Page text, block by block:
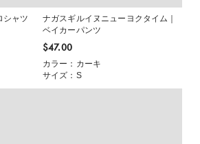
シャツ
ナガスギルイヌニューヨクタイム｜
ベイカーパンツ
$‌47.00
カラー：カーキ
サイズ：S